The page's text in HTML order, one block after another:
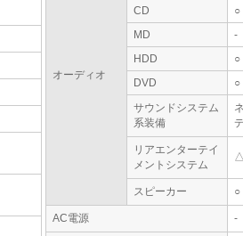
オーディオ
CD
○
MD
-
HDD
○
DVD
○
サウンドシステム
系装備
リアエンターテイ
メントシステム
スピーカー ○
AC電源 -